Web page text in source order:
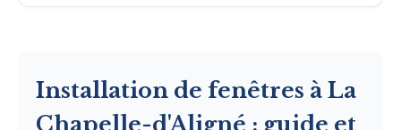
Installation de fenêtres à La
Chapelle-d'Aligné : guide et